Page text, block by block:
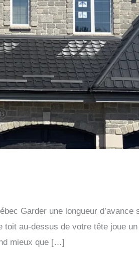
Garder une longueur d’avance
toit au-dessus de votre tête joue
mieux que […]